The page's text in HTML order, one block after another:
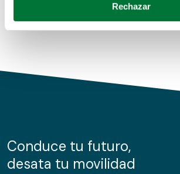
Obtenga más información sobre cómo
de cookies.
información sobre el uso que haga del
nuestros partners de redes sociales,
Rechazar
Conduce tu futuro,
desata tu movilidad